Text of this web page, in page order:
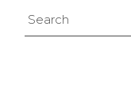
Search